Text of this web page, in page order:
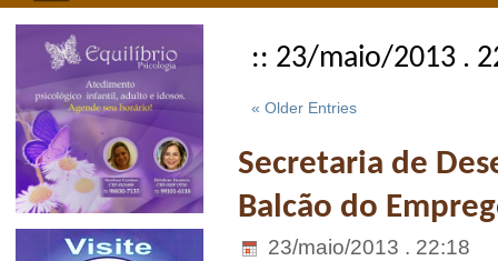
:: 23/maio/2013 .
« Older Entries
Secretaria de
Balcão do
23/maio/2013 . 22:18